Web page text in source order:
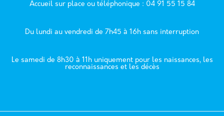
Accueil sur place ou téléphonique : 04 91 55 15 84
Du lundi au vendredi de 7h45 à 16h sans interruption
Le samedi de 8h30 à 11h uniquement pour les naissances, les
reconnaissances et les décès